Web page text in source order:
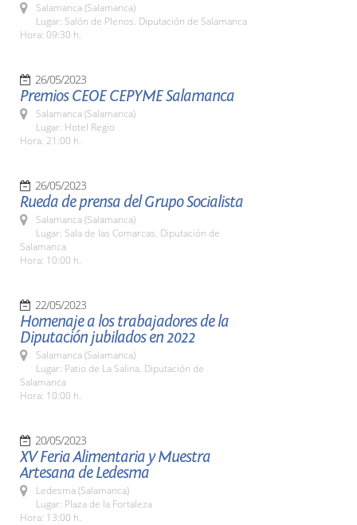
Salamanca (Salamanca)
Lugar: Salón de Plenos. Diputación de Salamanca
Hora: 09:30 h.
26/05/2023
Premios CEOE CEPYME Salamanca
Salamanca (Salamanca)
Lugar: Hotel Regio
Hora: 21:00 h.
26/05/2023
Rueda de prensa del Grupo Socialista
Salamanca (Salamanca)
Lugar: Sala de las Comarcas. Diputación de
Salamanca
Hora: 10:00 h.
22/05/2023
Homenaje a los trabajadores de la
Diputación jubilados en 2022
Salamanca (Salamanca)
Lugar: Patio de La Salina. Diputación de
Salamanca
Hora: 10:00 h.
20/05/2023
XV Feria Alimentaria y Muestra
Artesana de Ledesma
Ledesma (Salamanca)
Lugar: Plaza de la Fortaleza
Hora: 13:00 h.